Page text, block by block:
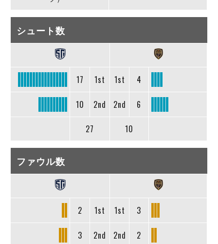
シュート数
17 1st 1st 4
10 2nd 2nd 6
27 10
ファウル数
2 1st 1st 3
3 2nd 2nd 2